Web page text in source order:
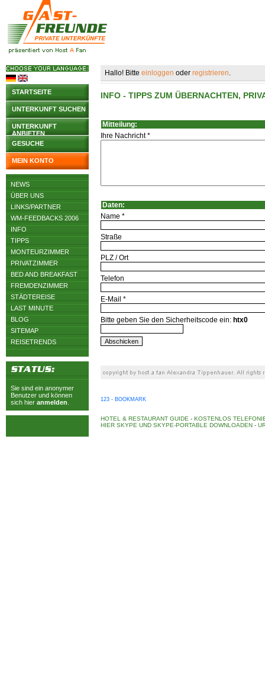
STARTSEITE
UNTERKUNFT SUCHEN
UNTERKUNFT
ANBIETEN
GESUCHE
MEIN KONTO
NEWS
ÜBER UNS
LINKS/PARTNER
WM-FEEDBACKS 2006
INFO
TIPPS
MONTEURZIMMER
PRIVATZIMMER
BED AND BREAKFAST
FREMDENZIMMER
STÄDTEREISE
LAST MINUTE
BLOG
SITEMAP
REISETRENDS
Sie sind ein anonymer
Benutzer und können
sich hier anmelden
Hallo! Bitte einloggen oder registrieren.
INFO - TIPPS ZUM ÜBERNACHTEN,
Mitteilung:
Ihre Nachricht *
Daten:
Name *
Straße
PLZ / Ort
Telefon
E-Mail *
Bitte geben Sie den Sicherheitscode ein: htx0
123 - BOOKMARK
HOTEL & RESTAURANT GUIDE - KOSTENLOS
HIER SKYPE UND SKYPE-PORTABLE DOWNLOADEN -